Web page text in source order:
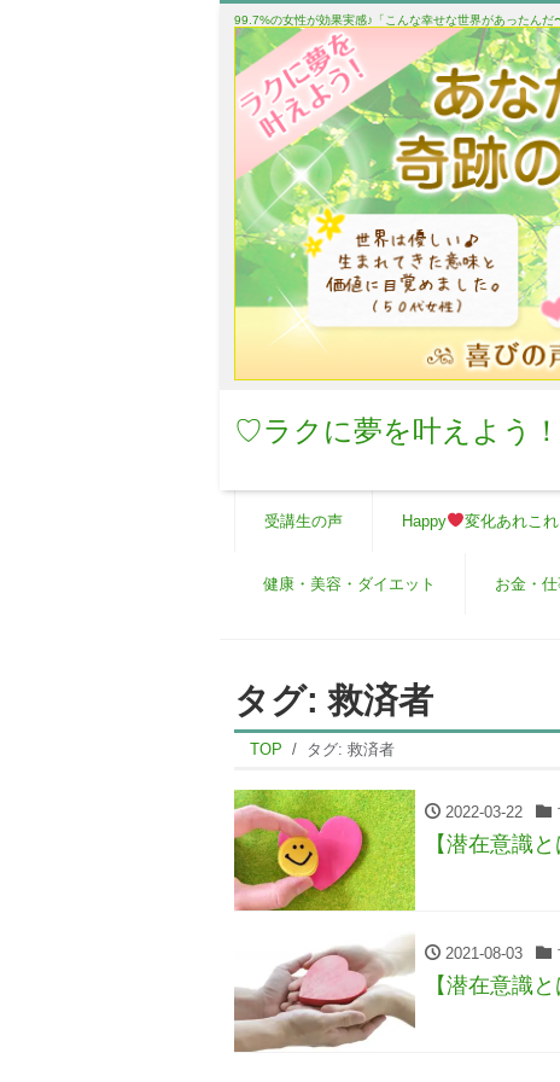
99.7%の女性が効果実感♪「こんな幸せな世界があったん
♡ラクに夢を叶えよう
受講生の声 Happy 変化あれこれ
健康・美容・ダイエット お金・
タグ:救済者
TOP タグ: 救済者
2022-03-22
【潜在意識
2021-08-03
【潜在意識